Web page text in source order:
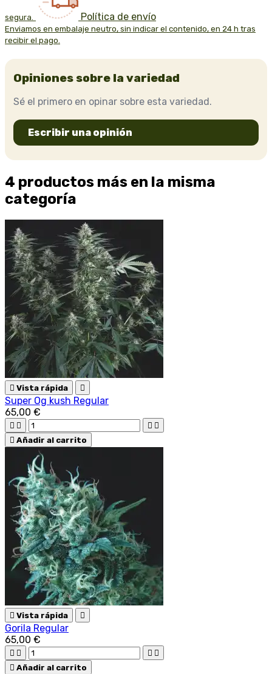
segura. Política de envío
Enviamos en embalaje neutro, sin indicar el contenido, en 24 h tras
recibir el pago.
Opiniones sobre la variedad
Sé el primero en opinar sobre esta variedad.
Escribir una opinión
4 productos más en la misma
categoría
 Vista rápida 
Super Og kush Regular
65,00 €
   
 Añadir al carrito
 Vista rápida 
Gorila Regular
65,00 €
   
 Añadir al carrito